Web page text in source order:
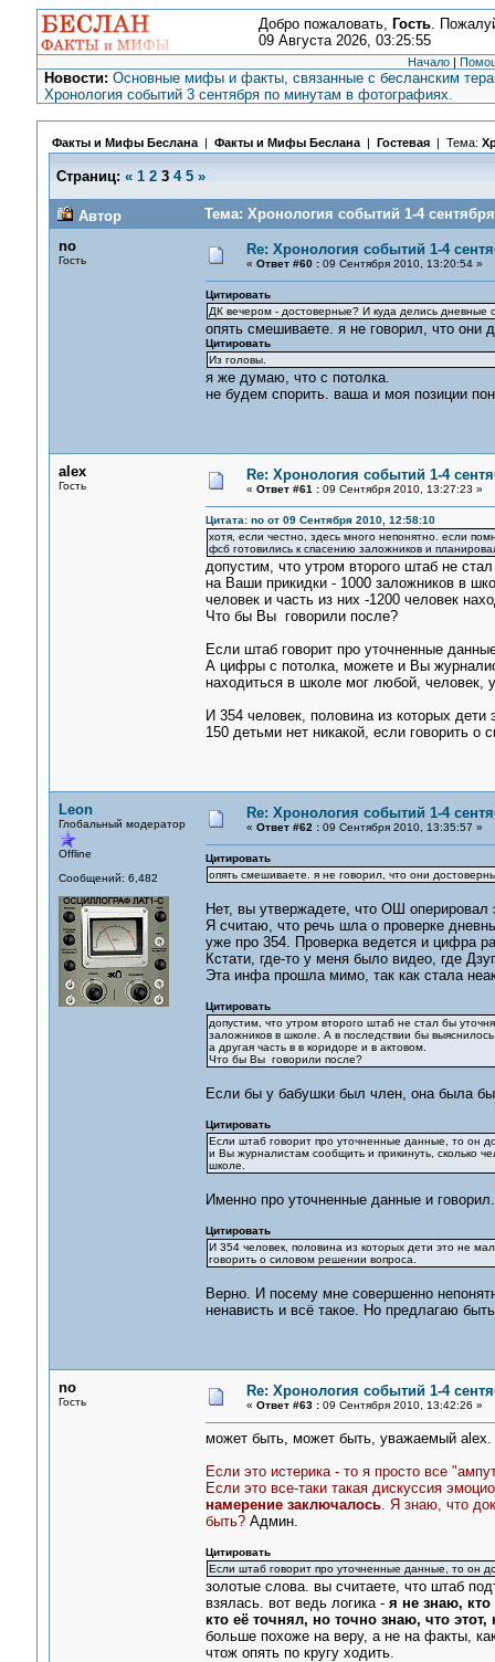
Добро пожаловать, Гость.
09 Августа 2026, 03:25:55
Начало |
Новости: Основные мифы и факты, связанные с бесланским
Хронология событий 3 сентября по минутам в фотографиях.
Факты и Мифы Беслана| Факты и Мифы Беслана| Гостевая | Тема:
Страниц: « 1 2 3 4 5 »
Автор
Тема: Хронология событий 1-4
no
Гость
Re: Хронология событий 1-4
« Ответ #60 :09 Сентября 2010, 13:20:54 »
Цитировать
ДК вечером - достоверные? И куда делись дневные
опять смешиваете. я не говорил, что они
Цитировать
Из головы.
я же думаю, что с потолка.
не будем спорить. ваша и моя позиции
alex
Гость
Re: Хронология событий 1-4
« Ответ #61 :09 Сентября 2010, 13:27:23 »
Цитата: no от 09 Сентября 2010, 12:58:10
хотя, если честно, здесь много непонятно. если
фсб готовились к спасению заложников и
допустим, что утром второго штаб не
на Ваши прикидки - 1000 заложников в
человек и часть из них -1200 человек
Что бы Вы говорили после?
Если штаб говорит про уточненные
А цифры с потолка, можете и Вы
находиться в школе мог любой, человек,
И 354 человек, половина из которых
150 детьми нет никакой, если говорить о
Leon
Глобальный модератор
Offline
Сообщений: 6,482
Re: Хронология событий 1-4
« Ответ #62 :09 Сентября 2010, 13:35:57 »
Цитировать
опять смешиваете. я не говорил, что они
Нет, вы утвержадете, что ОШ оперировал
Я считаю, что речь шла о проверке
уже про 354. Проверка ведется и цифра
Кстати, где-то у меня было видео, где
Эта инфа прошла мимо, так как стала
Цитировать
допустим, что утром второго штаб не стал бы
заложников в школе. А в последствии бы
а другая часть в в коридоре и в актовом.
Что бы Вы говорили после?
Если бы у бабушки был член, она была
Цитировать
Если штаб говорит про уточненные данные, то он
и Вы журналистам сообщить и прикинуть, сколько
школе.
Именно про уточненные данные и
Цитировать
И 354 человек, половина из которых дети это не
говорить о силовом решении вопроса.
Верно. И посему мне совершенно
ненависть и всё такое. Но предлагаю
no
Гость
Re: Хронология событий 1-4
« Ответ #63 :09 Сентября 2010, 13:42:26 »
может быть, может быть, уважаемый
Если это истерика - то я просто все
Если это все-таки такая дискуссия
намерение заключалось. Я знаю, что
быть?Админ.
Цитировать
Если штаб говорит про уточненные данные, то он
золотые слова. вы считаете, что штаб
взялась. вот ведь логика - я не знаю,
кто её точнял, но точно знаю, что
больше похоже на веру, а не на факты,
чтож опять по кругу ходить.